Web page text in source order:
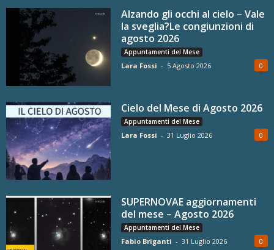
Alzando gli occhi al cielo – Vale
la sveglia?Le congiunzioni di
agosto 2026
Appuntamenti del Mese
Lara Fossi - 5 Agosto 2026 0
Cielo del Mese di Agosto 2026
Appuntamenti del Mese
Lara Fossi - 31 Luglio 2026 0
SUPERNOVAE aggiornamenti
del mese – Agosto 2026
Appuntamenti del Mese
Fabio Briganti - 31 Luglio 2026 0